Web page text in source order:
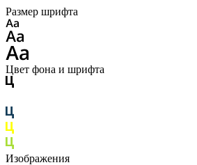
Размер шрифта
Цвет фона и шрифта
Изображения